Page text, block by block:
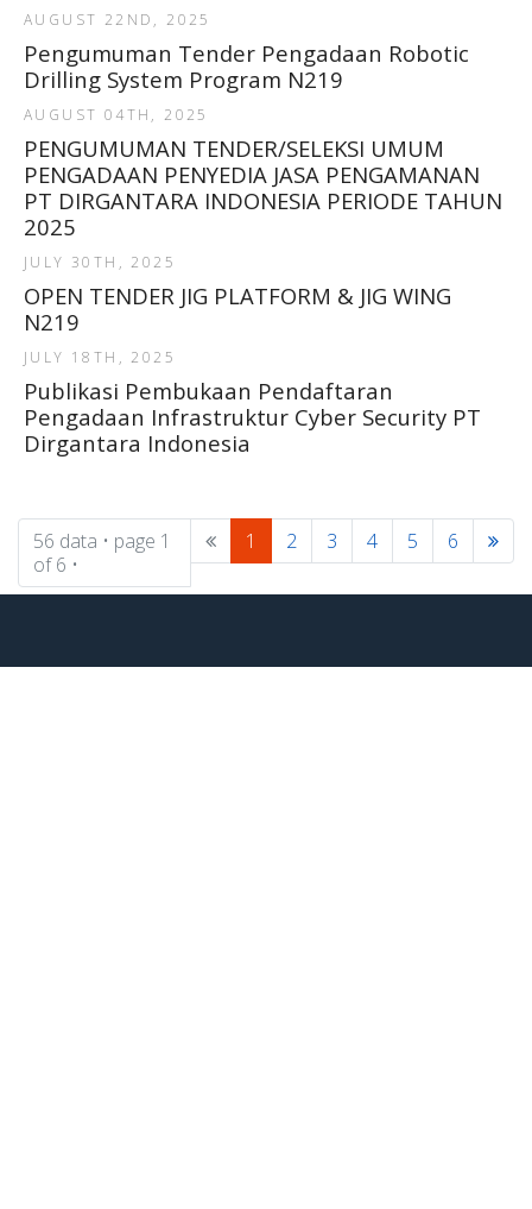
AUGUST 22ND, 2025
Pengumuman Tender Pengadaan Robotic
Drilling System Program N219
AUGUST 04TH, 2025
PENGUMUMAN TENDER/SELEKSI UMUM
PENGADAAN PENYEDIA JASA PENGAMANAN
PT DIRGANTARA INDONESIA PERIODE TAHUN
2025
JULY 30TH, 2025
OPEN TENDER JIG PLATFORM & JIG WING
N219
JULY 18TH, 2025
Publikasi Pembukaan Pendaftaran
Pengadaan Infrastruktur Cyber Security PT
Dirgantara Indonesia
56 data • page 1
of 6 •
1 2 3 4 5 6